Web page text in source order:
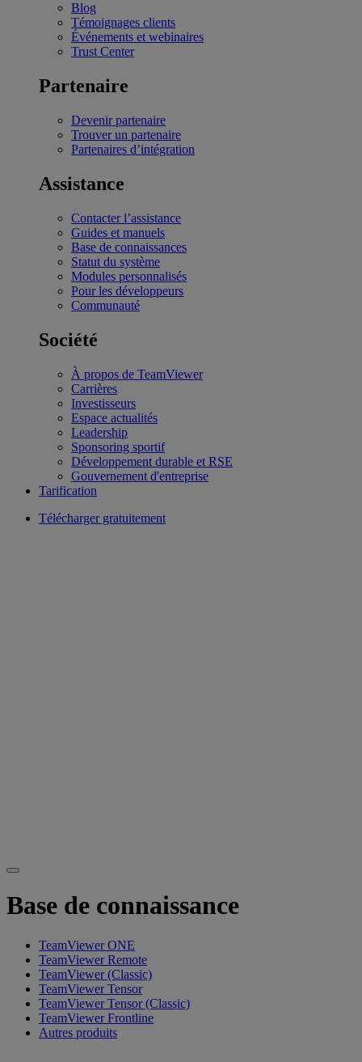
Blog
Témoignages clients
Événements et webinaires
Trust Center
Partenaire
Devenir partenaire
Trouver un partenaire
Partenaires d’intégration
Assistance
Contacter l’assistance
Guides et manuels
Base de connaissances
Statut du système
Modules personnalisés
Pour les développeurs
Communauté
Société
À propos de TeamViewer
Carrières
Investisseurs
Espace actualités
Leadership
Sponsoring sportif
Développement durable et RSE
Gouvernement d'entreprise
Tarification
Télécharger gratuitement
Base de connaissance
TeamViewer ONE
TeamViewer Remote
TeamViewer (Classic)
TeamViewer Tensor
TeamViewer Tensor (Classic)
TeamViewer Frontline
Autres produits